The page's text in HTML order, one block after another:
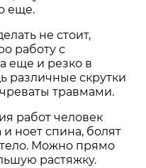
еще.
не стоит,
работу с
еще и резко в
различные скрутки
травмами.
работ человек
и ноет спина, болят
тело. Можно прямо
растяжку.